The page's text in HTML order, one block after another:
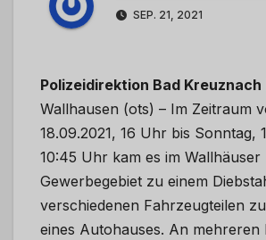
SEP. 21, 2021
Polizeidirektion Bad Kreuznach
Wallhausen (ots) – Im Zeitraum
18.09.2021, 16 Uhr bis Sonntag,
10:45 Uhr kam es im Wallhäuser
Gewerbegebiet zu einem
verschiedenen Fahrzeugteilen
eines Autohauses. An mehreren